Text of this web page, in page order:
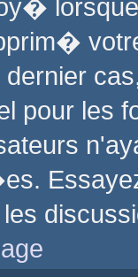
pour les